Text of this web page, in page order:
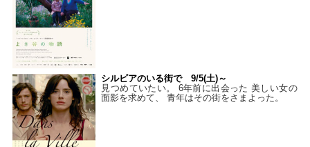
シルビアのいる街で 9/5(土)～
見つめていたい。 6年前に出会った 美しい女の
面影を求めて、 青年はその街をさまよった。